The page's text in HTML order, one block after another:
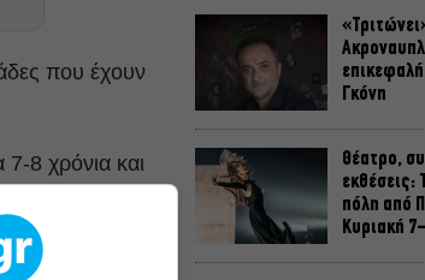
που έχουν
7-8 χρόνια και
Και ποτέ
Γκόνη
Θέατρο,
εκθέσεις:
πόλη από
Κυριακή